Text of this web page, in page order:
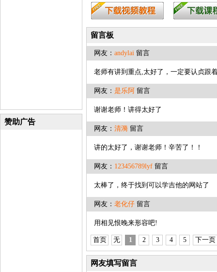
赞助广告
留言板
网友： andylai 留言
老师有讲到重点,太好了，一定要认贞跟
网友： 是乐阿 留言
谢谢老师！讲得太好了
网友： 清漪 留言
讲的太好了，谢谢老师！辛苦了！！
网友： 123456789lyf 留言
太棒了，终于找到可以学吉他的网站了
网友： 老化仔 留言
用相见恨晚来形容吧!
首页 无 1 2 3 4 5 下一页
网友填写留言